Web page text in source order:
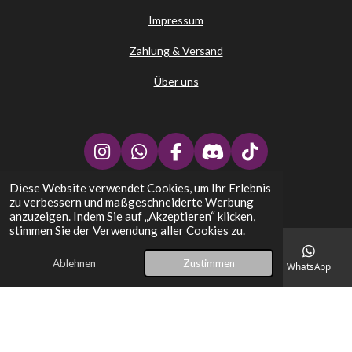
Diese Website verwendet Cookies, um Ihr Erlebnis
zu verbessern und maßgeschneiderte Werbung
anzuzeigen. Indem Sie auf „Akzeptieren“ klicken,
stimmen Sie der Verwendung aller Cookies zu.
Ablehnen Zustimmen
Impressum
Zahlung & Versand
Über uns
I
n
s
t
a
W
h
a
t
s
A
p
F
a
c
e
b
o
k
D
i
s
c
o
r
d
T
i
k
T
o
k
↑
Stephans Kartenplatz - TCG Trading Card Games
E-Mail Telefon Karte Facebook WhatsApp